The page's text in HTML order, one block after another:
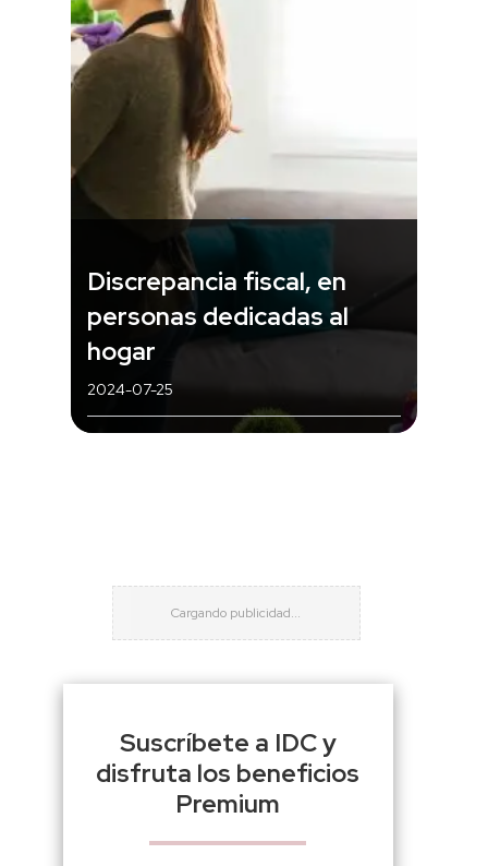
Discrepancia fiscal, en
personas dedicadas al
hogar
2024-07-25
Suscríbete a IDC y
disfruta los beneficios
Premium